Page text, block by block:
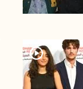
player2